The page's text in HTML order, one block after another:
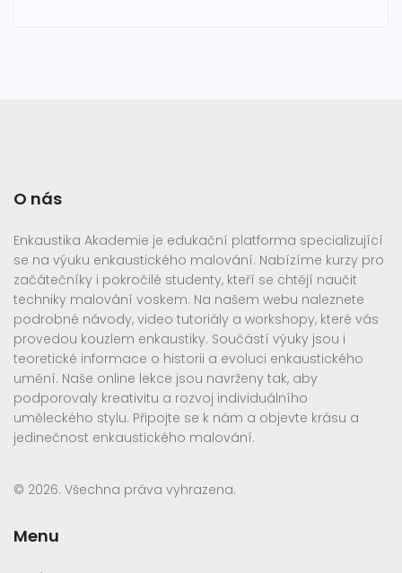
O nás
Enkaustika Akademie je edukační platforma specializující
se na výuku enkaustického malování. Nabízíme kurzy pro
začátečníky i pokročilé studenty, kteří se chtějí naučit
techniky malování voskem. Na našem webu naleznete
podrobné návody, video tutoriály a workshopy, které vás
provedou kouzlem enkaustiky. Součástí výuky jsou i
teoretické informace o historii a evoluci enkaustického
umění. Naše online lekce jsou navrženy tak, aby
podporovaly kreativitu a rozvoj individuálního
uměleckého stylu. Připojte se k nám a objevte krásu a
jedinečnost enkaustického malování.
© 2026. Všechna práva vyhrazena.
Menu